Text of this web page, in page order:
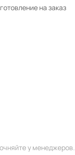
на заказ
у менеджеров.